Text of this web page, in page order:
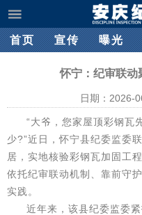
首页 宣传 曝光
怀宁：纪审联动
日期：2026-
“大爷，您家屋顶彩钢瓦
少?”近日，怀宁县纪委监委
居，实地核验彩钢瓦加固工
依托纪审联动机制、靠前守
实践。
近年来，该县纪委监委